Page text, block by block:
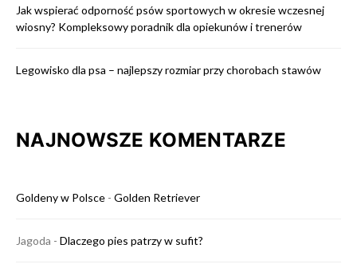
Jak wspierać odporność psów sportowych w okresie wczesnej
wiosny? Kompleksowy poradnik dla opiekunów i trenerów
Legowisko dla psa – najlepszy rozmiar przy chorobach stawów
NAJNOWSZE KOMENTARZE
Goldeny w Polsce - Golden Retriever
Jagoda - Dlaczego pies patrzy w sufit?